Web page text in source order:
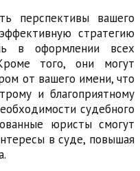
перспективы вашего
стратегию
в оформлении всех
того, они могут
от вашего имени, что
и благоприятному
судебного
юристы смогут
в суде, повышая